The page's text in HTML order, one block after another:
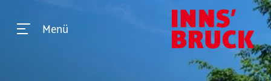
Menü